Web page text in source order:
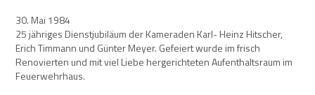
30. Mai 1984
25 jähriges Dienstjubiläum der Kameraden Karl- Heinz Hitscher,
Erich Timmann und Günter Meyer. Gefeiert wurde im frisch
Renovierten und mit viel Liebe hergerichteten Aufenthaltsraum im
Feuerwehrhaus.